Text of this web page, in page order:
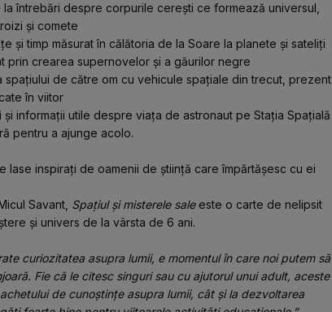
la întrebări despre corpurile cerești ce formează universul,
și comete
și timp măsurat în călătoria de la Soare la planete și sateliți
prin crearea supernovelor și a găurilor negre
spațiului de către om cu vehicule spațiale din trecut, prezent
în viitor
și informații utile despre viața de astronaut pe Stația Spațială
pentru a ajunge acolo.
lase inspirați de oamenii de știință care împărtășesc cu ei
Savant, Spațiul și misterele sale este o carte de nelipsit
și univers de la vârsta de 6 ani.
curiozitatea asupra lumii, e momentul în care noi putem să
Fie că le citesc singuri sau cu ajutorul unui adult, aceste
de cunoștințe asupra lumii, cât și la dezvoltarea